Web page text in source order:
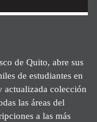
de Quito, abre sus
de estudiantes en
actualizada colección
las áreas del
a las más